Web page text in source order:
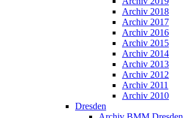
Archiv 2018
Archiv 2017
Archiv 2016
Archiv 2015
Archiv 2014
Archiv 2013
Archiv 2012
Archiv 2011
Archiv 2010
Dresden